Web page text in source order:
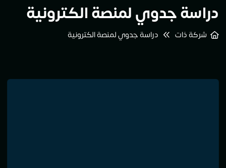
دراسة جدوي لمنصة الكترونية
شركة ذات دراسة جدوي لمنصة الكترونية